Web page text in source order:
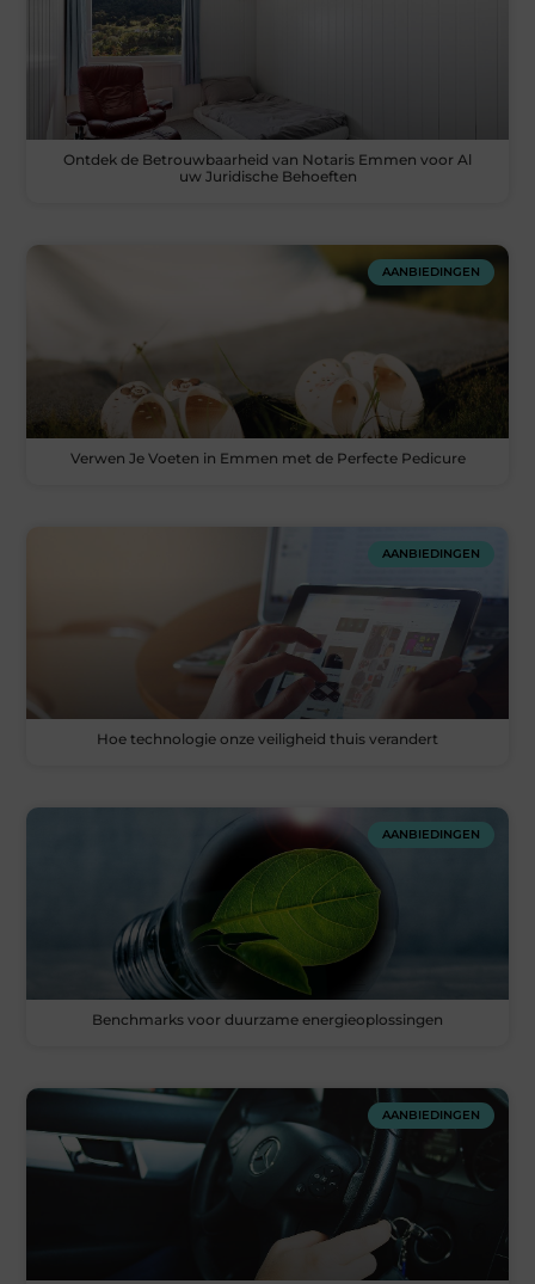
Ontdek de Betrouwbaarheid van Notaris Emmen voor Al
uw Juridische Behoeften
AANBIEDINGEN
Verwen Je Voeten in Emmen met de Perfecte Pedicure
AANBIEDINGEN
Hoe technologie onze veiligheid thuis verandert
AANBIEDINGEN
Benchmarks voor duurzame energieoplossingen
AANBIEDINGEN